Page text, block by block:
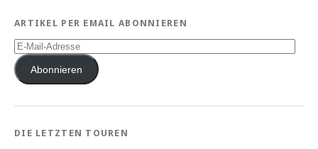
ARTIKEL PER EMAIL ABONNIEREN
E-
Mail-
AdresseAbonnieren
DIE LETZTEN TOUREN